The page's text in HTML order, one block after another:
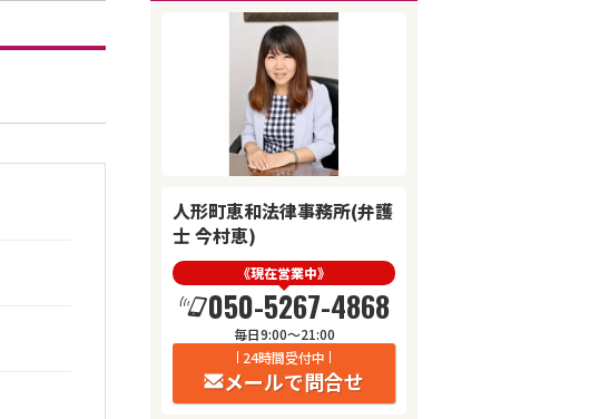
人形町恵和法律事務所(弁護
士 今村恵)
《現在営業中》
050-5267-4868
毎日9:00〜21:00
24時間受付中
メールで問合せ